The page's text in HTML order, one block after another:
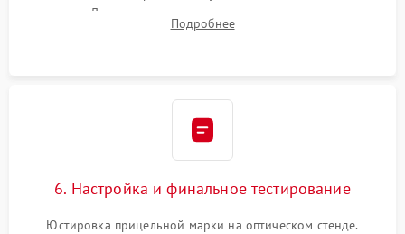
герметика. Для закрытых коллиматоров — вакуумирование и
заполнение инертным газом для исключения запотевания
Подробнее
6. Настройка и финальное тестирование
Юстировка прицельной марки на оптическом стенде.